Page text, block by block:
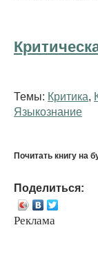
Темы: Критика
Языкознание
Почитать книгу на
Поделиться:
Реклама